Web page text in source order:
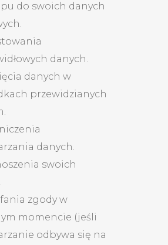
do swoich danych
danych.
danych w
przewidzianych
danych.
swoich
zgody w
momencie (jeśli
odbywa się na